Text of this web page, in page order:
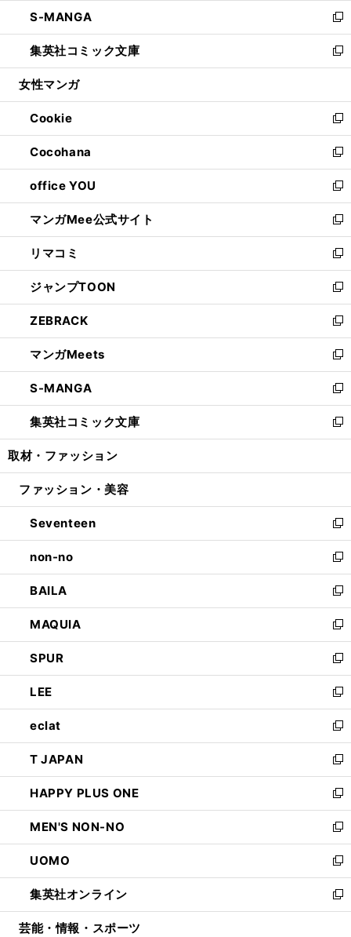
く
で
開
く
ド
ウ
で
開
ィ
ン
ド
ウ
開
く
し
い
ウ
ィ
ン
ウ
で
開
く
S-MANGA
新
し
い
ウ
ン
ド
ウ
で
開
く
集英社コミック文庫
新
し
ウ
ィ
ン
ド
ウ
で
開
く
女性マンガ
Cookie
新
し
い
ウ
ィ
ン
ド
ウ
で
開
く
Cocohana
新
し
い
ウ
ィ
ン
ド
ウ
で
開
く
office YOU
新
し
い
ウ
ィ
ン
ド
ウ
で
開
く
マンガMee公式サイト
新
し
い
ウ
ィ
ン
ド
ウ
で
開
く
リマコミ
新
し
い
ウ
ィ
ン
ド
ウ
で
開
く
ジャンプTOON
新
し
い
ウ
ィ
ン
ド
ウ
で
開
ZEBRACK
新
し
い
ウ
ィ
ン
ド
ウ
開
マンガMeets
新
し
い
ウ
ィ
ン
ウ
開
く
S-MANGA
新
し
い
ウ
ン
ウ
で
開
く
集英社コミック文庫
新
し
ウ
ン
ド
ウ
で
開
く
取材・ファッション
ファッション・美容
Seventeen
新
し
い
ウ
ィ
ン
ド
ウ
で
開
く
non-no
新
し
い
ウ
ィ
ン
ド
ウ
で
開
く
BAILA
新
し
い
ウ
ィ
ン
ド
ウ
で
開
く
MAQUIA
新
し
い
ウ
ィ
ン
ド
ウ
で
開
く
SPUR
新
し
い
ウ
ィ
ン
ド
ウ
で
開
く
LEE
新
し
い
ウ
ィ
ン
ド
ウ
で
開
く
eclat
新
し
い
ウ
ィ
ン
ド
ウ
で
開
く
T JAPAN
新
し
い
ウ
ィ
ン
ド
ウ
で
開
HAPPY PLUS ONE
新
し
い
ウ
ィ
ン
ド
ウ
MEN'S NON-NO
新
し
い
ウ
ィ
ン
UOMO
新
し
い
ウ
集英社オンライン
新
し
芸能・情報・スポーツ